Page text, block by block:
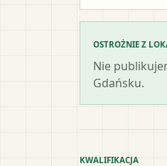
OSTROŻNIE Z
Nie
Gdańsku.
KWALIFIKACJA